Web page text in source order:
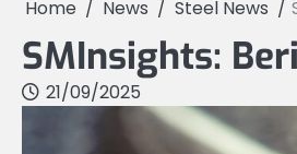
Home News Steel News
SMInsights:
21/09/2025